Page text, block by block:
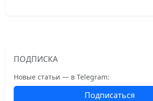
ПОДПИСКА
Новые статьи — в Telegram:
Подписаться